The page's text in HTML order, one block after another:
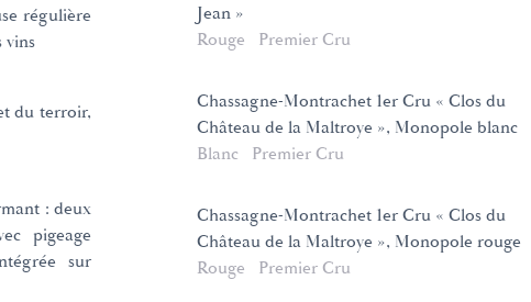
régulière
vins
du terroir,
: deux
pigeage
sur
Jean »
Rouge
Premier Cru
Chassagne-Montrachet 1er Cru « Clos du
Château de la Maltroye », Monopole blanc
Blanc
Premier Cru
Chassagne-Montrachet 1er Cru « Clos du
Château de la Maltroye », Monopole rouge
Rouge
Premier Cru